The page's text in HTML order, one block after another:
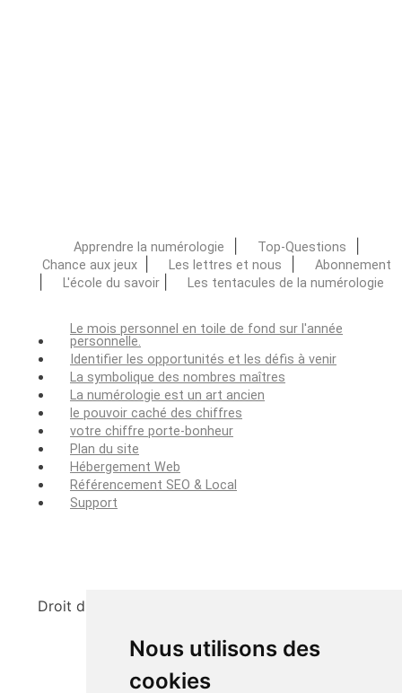
Nous utilisons des
cookies
Apprendre la numérologie Top-Questions
Chance aux jeux Les lettres et nous Abonnement
L'école du savoir Les tentacules de la numérologie
Le mois personnel en toile de fond sur l'année
personnelle.
Identifier les opportunités et les défis à venir
La symbolique des nombres maîtres
La numérologie est un art ancien
le pouvoir caché des chiffres
votre chiffre porte-bonheur
Plan du site
Hébergement Web
Référencement SEO & Local
Support
Droit d'auteur ©2009 ma-numerologie-gratuite.fr